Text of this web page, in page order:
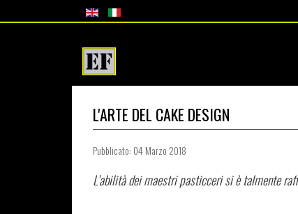
L'ARTE DEL CAKE DESIGN
Pubblicato: 04 Marzo 2018
L’abilità dei maestri pasticceri si è talmente